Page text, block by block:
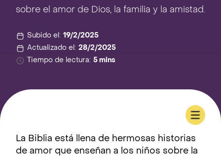
sobre el amor de Dios, la familia y la amistad.
Subido el: 19/2/2025
Actualizado el: 28/2/2025
Tiempo de lectura: 5 mins
La Biblia está llena de hermosas historias
de amor que enseñan a los niños sobre la